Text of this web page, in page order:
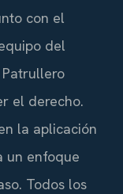
con el
del
el derecho.
la aplicación
un enfoque
Todos los